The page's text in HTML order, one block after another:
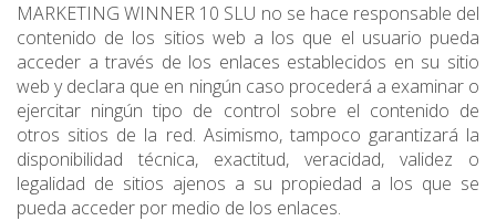
MARKETING WINNER 10 SLU no se hace responsable del
contenido de los sitios web a los que el usuario pueda
acceder a través de los enlaces establecidos en su sitio
web y declara que en ningún caso procederá a examinar o
ejercitar ningún tipo de control sobre el contenido de
otros sitios de la red. Asimismo, tampoco garantizará la
disponibilidad técnica, exactitud, veracidad, validez o
legalidad de sitios ajenos a su propiedad a los que se
pueda acceder por medio de los enlaces.